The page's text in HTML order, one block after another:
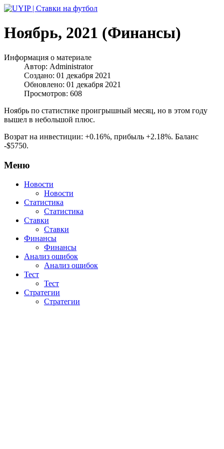
Ноябрь, 2021 (Финансы)
Информация о материале
Автор: Administrator
Создано: 01 декабря 2021
Обновлено: 01 декабря 2021
Просмотров: 608
Ноябрь по статистике проигрышный месяц, но в этом году
вышел в небольшой плюс.
Возрат на инвестиции: +0.16%, прибыль +2.18%. Баланс
-$5750.
Меню
Новости
Новости
Статистика
Статистика
Ставки
Ставки
Финансы
Финансы
Анализ ошибок
Анализ ошибок
Тест
Тест
Стратегии
Стратегии